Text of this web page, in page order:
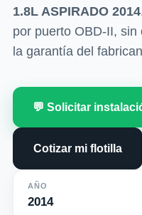
1.8L ASPIRADO 2014
por puerto OBD-II,
la garantía del
💬 Solicitar
Cotizar mi flotilla
AÑO
2014